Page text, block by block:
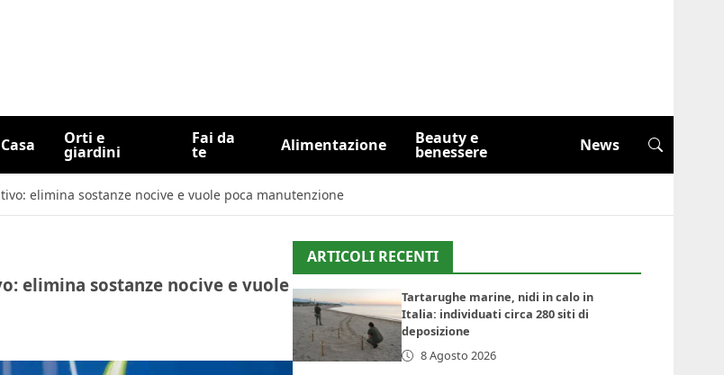
Casa Orti e
giardini
Fai da
te Alimentazione Beauty e
benessere News
elimina sostanze nocive e vuole poca manutenzione
elimina sostanze nocive e vuole
ARTICOLI RECENTI
Tartarughe marine, nidi in calo in
Italia: individuati circa 280 siti di
deposizione
8 Agosto 2026